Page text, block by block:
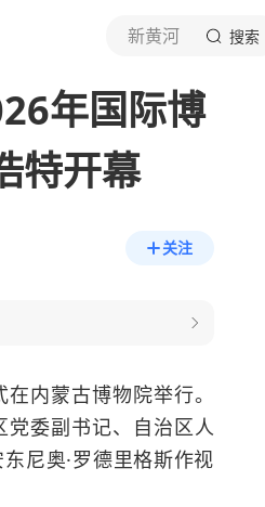
新黄河 搜索
年国际博
特开幕
关注
内蒙古博物院举行。
党委副书记、自治区人
尼奥·罗德里格斯作视